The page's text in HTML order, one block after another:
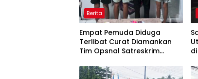
Berita
Empat Pemuda Diduga
Terlibat Curat Diamankan
Tim Opsnal Satreskrim